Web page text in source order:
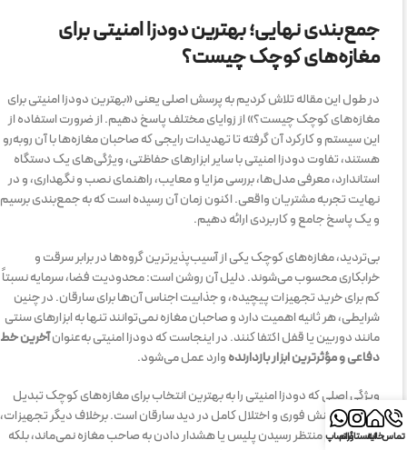
جمع‌بندی نهایی؛ بهترین دودزا امنیتی برای
مغازه‌های کوچک چیست؟
در طول این مقاله تلاش کردیم به پرسش اصلی یعنی «بهترین دودزا امنیتی برای
مغازه‌های کوچک چیست؟» از زوایای مختلف پاسخ دهیم. از ضرورت استفاده از
این سیستم و کارکرد آن گرفته تا تهدیدات رایجی که صاحبان مغازه‌ها با آن روبه‌رو
هستند، تفاوت دودزا امنیتی با سایر ابزارهای حفاظتی، ویژگی‌های یک دستگاه
استاندارد، معرفی مدل‌ها، بررسی مزایا و معایب، راهنمای نصب و نگهداری، و در
نهایت تجربه مشتریان واقعی. اکنون زمان آن رسیده است که به جمع‌بندی برسیم
و یک پاسخ جامع و کاربردی ارائه دهیم.
بی‌تردید، مغازه‌های کوچک یکی از آسیب‌پذیرترین گروه‌ها در برابر سرقت و
خرابکاری محسوب می‌شوند. دلیل آن روشن است: محدودیت فضا، سرمایه نسبتاً
کم برای خرید تجهیزات پیچیده، و جذابیت اجناس آن‌ها برای سارقان. در چنین
شرایطی، هر ثانیه اهمیت دارد و صاحبان مغازه نمی‌توانند تنها به ابزارهای سنتی
مانند دوربین یا قفل اکتفا کنند. در اینجاست که دودزا امنیتی به‌عنوانآخرین خط
دفاعی و مؤثرترین ابزار بازدارندهوارد عمل می‌شود.
ویژگی اصلی که دودزا امنیتی را به بهترین انتخاب برای مغازه‌های کوچک تبدیل
می‌کند، واکنش فوری و اختلال کامل در دید سارقان است. برخلاف دیگر تجهیزات،
این سیستم منتظر رسیدن پلیس یا هشدار دادن به صاحب مغازه نمی‌ماند، بلکهتماسخانهاینستاگرامواتساپ